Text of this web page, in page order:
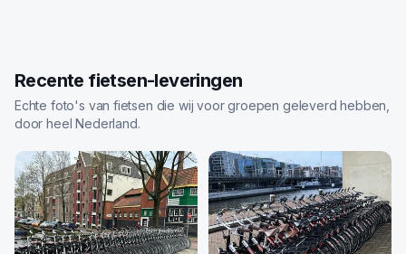
Recente fietsen-leveringen
Echte foto's van fietsen die wij voor groepen geleverd hebben,
door heel Nederland.